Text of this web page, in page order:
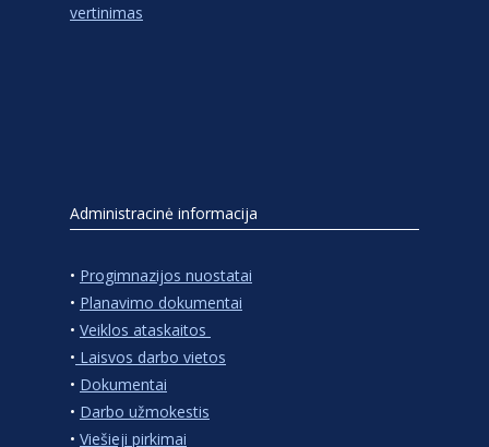
vertinimas
Administracinė informacija
• Progimnazijos nuostatai
• Planavimo dokumentai
• Veiklos ataskaitos
• Laisvos darbo vietos
• Dokumentai
• Darbo užmokestis
• Viešieji pirkimai